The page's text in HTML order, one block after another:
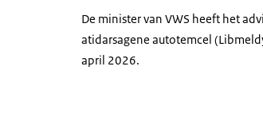
De minister van VWS heeft het
atidarsagene autotemcel
april 2026.